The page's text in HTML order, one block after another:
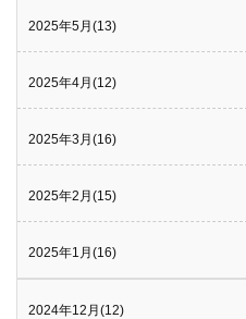
2025年5月(13)
2025年4月(12)
2025年3月(16)
2025年2月(15)
2025年1月(16)
2024年12月(12)